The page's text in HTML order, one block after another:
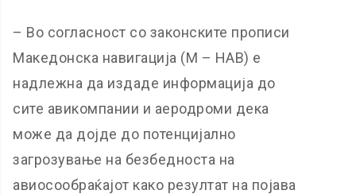
– Во согласност со законските прописи
Македонска навигација (М – НАВ) е
надлежна да издаде информација до
сите авикомпании и аеродроми дека
може да дојде до потенцијално
загрозување на безбедноста на
авиосообраќајот како резултат на појава